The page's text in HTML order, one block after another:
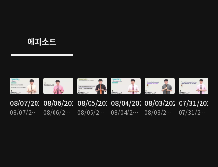
에피소드
08/07/2026
08/07/2026 • 10분
08/06/2026
08/06/2026 • 10분
08/05/2026
08/05/2026 • 10분
08/04/2026
08/04/2026 • 10분
08/03/2026
08/03/2026 • 10분
07/31/2026
07/31/2026 • 10분